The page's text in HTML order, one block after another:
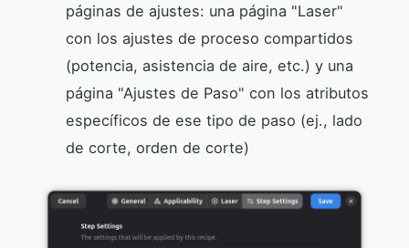
páginas de ajustes: una página "Laser"
con los ajustes de proceso compartidos
(potencia, asistencia de aire, etc.) y una
página "Ajustes de Paso" con los atributos
específicos de ese tipo de paso (ej., lado
de corte, orden de corte)